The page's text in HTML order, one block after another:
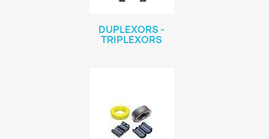
DUPLEXORS -
TRIPLEXORS